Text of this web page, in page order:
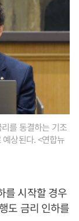
를 동결하는 기조
상된다. <연합뉴
를 시작할 경우
도 금리 인하를